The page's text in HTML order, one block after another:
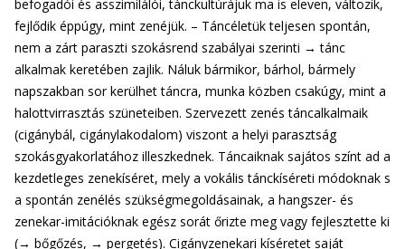
befogadói és asszimilálói, tánckultúrájuk ma is eleven, változik,
fejlődik éppúgy, mint zenéjük. – Táncéletük teljesen spontán,
nem a zárt paraszti szokásrend szabályai szerinti → tánc
alkalmak keretében zajlik. Náluk bármikor, bárhol, bármely
napszakban sor kerülhet táncra, munka közben csakúgy, mint a
halottvirrasztás szüneteiben. Szervezett zenés táncalkalmaik
(cigánybál, cigánylakodalom) viszont a helyi parasztság
szokásgyakorlatához illeszkednek. Táncaiknak sajátos színt ad a
kezdetleges zenekíséret, mely a vokális tánckíséreti módoknak s
a spontán zenélés szükségmegoldásainak, a hangszer- és
zenekar-imitációknak egész sorát őrizte meg vagy fejlesztette ki
(→ bőgőzés, → pergetés). Cigányzenekari kíséretet saját